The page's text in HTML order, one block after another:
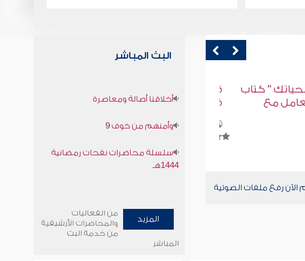
بحياتك " كتاب
ولا تكابر
في فنون التعامل - فر من المشاكل
محمد العريفي
رفع ملفات الصوتية
البث المباشر
أخلاقنا أصالة ومعاصرة
وأمنهم من خوف 9
سلسلة محاضرات نفحات رمضانية
1444هـ
المزيد
من الفعاليات
والمحاضرات الأرشيفية
من خدمة البث
المباشر